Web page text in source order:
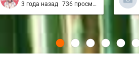
3 года назад 736 просмотров